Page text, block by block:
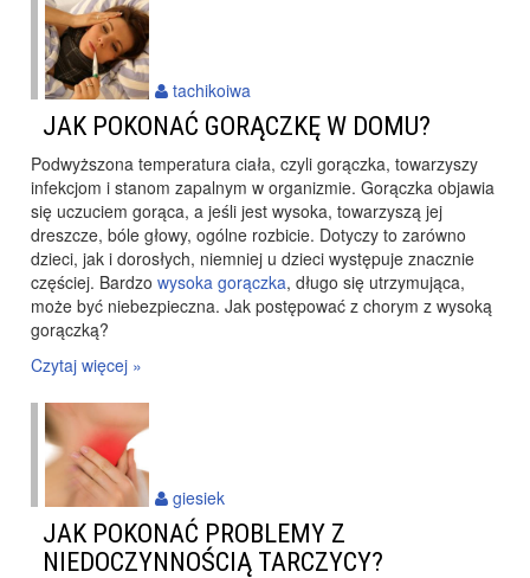
JAK POKONAĆ GORĄCZKĘ W DOMU?
Podwyższona temperatura ciała, czyli gorączka, towarzyszy
infekcjom i stanom zapalnym w organizmie. Gorączka objawia
się uczuciem gorąca, a jeśli jest wysoka, towarzyszą jej
dreszcze, bóle głowy, ogólne rozbicie. Dotyczy to zarówno
dzieci, jak i dorosłych, niemniej u dzieci występuje znacznie
częściej. Bardzo wysoka gorączka, długo się utrzymująca,
może być niebezpieczna. Jak postępować z chorym z wysoką
gorączką?
Czytaj więcej »
tachikoiwa
JAK POKONAĆ PROBLEMY Z
NIEDOCZYNNOŚCIĄ TARCZYCY?
giesiek